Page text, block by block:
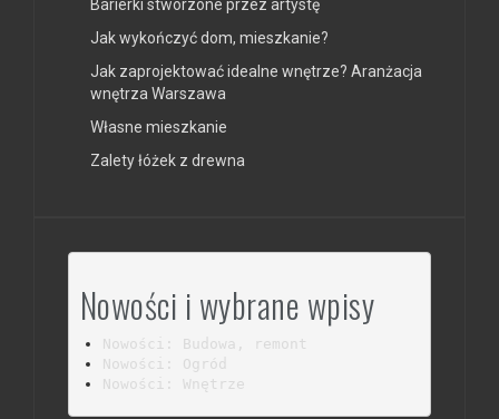
Barierki stworzone przez artystę
Jak wykończyć dom, mieszkanie?
Jak zaprojektować idealne wnętrze? Aranżacja
wnętrza Warszawa
Własne mieszkanie
Zalety łóżek z drewna
Nowości i wybrane wpisy
Nowości: Budowa, remont
Nowości: Ogród
Nowości: Wnętrze